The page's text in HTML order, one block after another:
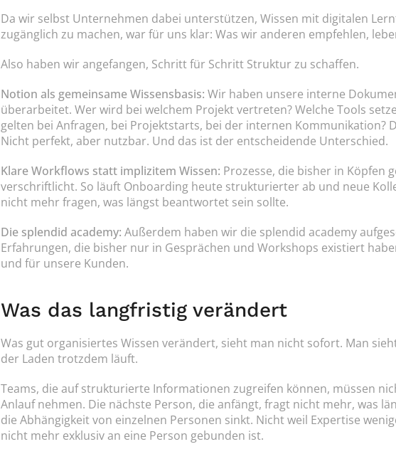
Da wir selbst Unternehmen dabei unterstützen, Wissen mit digitalen
zugänglich zu machen, war für uns klar: Was wir anderen empfehlen,
Also haben wir angefangen, Schritt für Schritt Struktur zu schaffen.
Notion als gemeinsame Wissensbasis: Wir haben unsere interne
überarbeitet. Wer wird bei welchem Projekt vertreten? Welche Tools
gelten bei Anfragen, bei Projektstarts, bei der internen Kommunikation?
Nicht perfekt, aber nutzbar. Und das ist der entscheidende Unterschied.
Klare Workflows statt implizitem Wissen: Prozesse, die bisher in Köpfen
verschriftlicht. So läuft Onboarding heute strukturierter ab und neue
nicht mehr fragen, was längst beantwortet sein sollte.
Die splendid academy: Außerdem haben wir die splendid academy
Erfahrungen, die bisher nur in Gesprächen und Workshops existiert
und für unsere Kunden.
Was das langfristig verändert
Was gut organisiertes Wissen verändert, sieht man nicht sofort. Man
der Laden trotzdem läuft.
Teams, die auf strukturierte Informationen zugreifen können, müssen
Anlauf nehmen. Die nächste Person, die anfängt, fragt nicht mehr, was
die Abhängigkeit von einzelnen Personen sinkt. Nicht weil Expertise
nicht mehr exklusiv an eine Person gebunden ist.